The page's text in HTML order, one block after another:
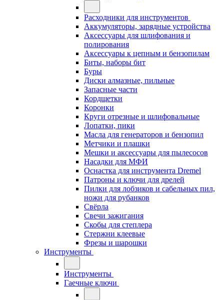
Расходники для инструментов
Аккумуляторы, зарядные устройства
Аксессуары для шлифования и
полирования
Аксессуары к цепным и бензопилам
Биты, наборы бит
Буры
Диски алмазные, пильные
Запасные части
Кордщетки
Коронки
Круги отрезные и шлифовальные
Лопатки, пики
Масла для генераторов и бензопил
Метчики и плашки
Мешки и аксессуары для пылесосов
Насадки для МФИ
Оснастка для инструмента Dremel
Патроны и ключи для дрелей
Пилки для лобзиков и сабельных пил,
ножи для рубанков
Свёрла
Свечи зажигания
Скобы для степлера
Стержни клеевые
Фрезы и шарошки
Инструменты
Инструменты
Гаечные ключи